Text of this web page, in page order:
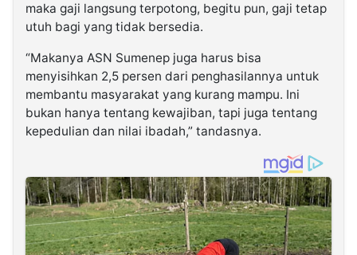
maka gaji langsung terpotong, begitu pun, gaji tetap
utuh bagi yang tidak bersedia.
“Makanya ASN Sumenep juga harus bisa
menyisihkan 2,5 persen dari penghasilannya untuk
membantu masyarakat yang kurang mampu. Ini
bukan hanya tentang kewajiban, tapi juga tentang
kepedulian dan nilai ibadah,” tandasnya.